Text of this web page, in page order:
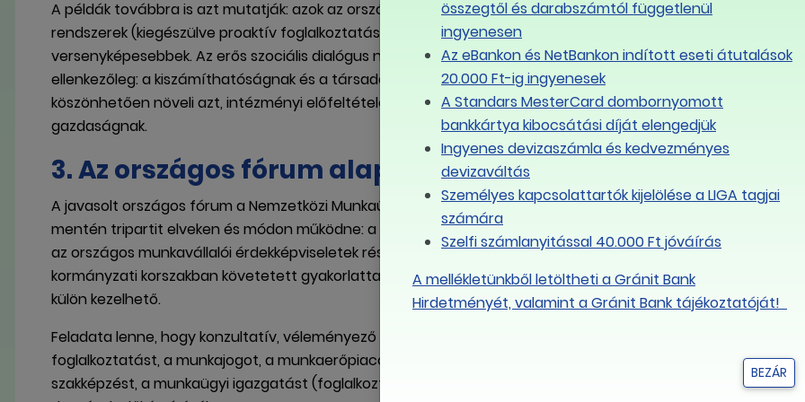
A példák továbbra is azt mutatják: azok az országok, ahol a szociális partnerség és a hatékony szociális
rendszerek (kiegészülve proaktív foglalkoztatáspolitikával) működnek, azok általában sikeresebbek és
versenyképesebbek. Az erős szociális dialógus nemhogy gyengíti a versenyképességet, hanem
ellenkezőleg: a kiszámíthatóságnak és a társadalmi konfliktusok tárgyalásos keretben tartásának
köszönhetően növeli azt, intézményi előfeltételeként a tudásalapú, innovatív és alkalmazkodó
gazdaságnak.
3. Az országos fórum alapvető célja
A javasolt országos fórum a Nemzetközi Munkaügyi Szervezet vonatkozó egyezményei és ajánlásai
mentén tripartit elveken és módon működne: a Kormány, az országos munkáltatói érdekképviseletek és
az országos munkavállalói érdekképviseletek részvételével. Szakítana azzal a 2011-2026 közötti
kormányzati korszakban követetett gyakorlattal, hogy a két alrendszer teljességgel szétbontható és
külön kezelhető.
Feladata lenne, hogy konzultatív, véleményező és javaslattevő fórumként közreműködjön a
foglalkoztatást, a munkajogot, a munkaerőpiacot, a bérpolitikát, az adó- és járulékszabályokat, a
szakképzést, a munkaügyi igazgatást (foglalkoztatás felügyelet és munkavédelem) érintő kormányzati
összegtől és darabszámtól függetlenül
ingyenesen
Az eBankon és NetBankon indított eseti átutalások
20.000 Ft-ig ingyenesek
A Standars MesterCard dombornyomott
bankkártya kibocsátási díját elengedjük
Ingyenes devizaszámla és kedvezményes
devizaváltás
Személyes kapcsolattartók kijelölése a LIGA tagjai
számára
Szelfi számlanyitással 40.000 Ft jóváírás
A mellékletünkből letöltheti a Gránit Bank
Hirdetményét, valamint a Gránit Bank tájékoztatóját!
BEZÁR